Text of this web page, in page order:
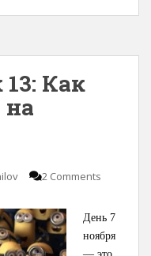
Как
на
2 Comments
День 7
ноября